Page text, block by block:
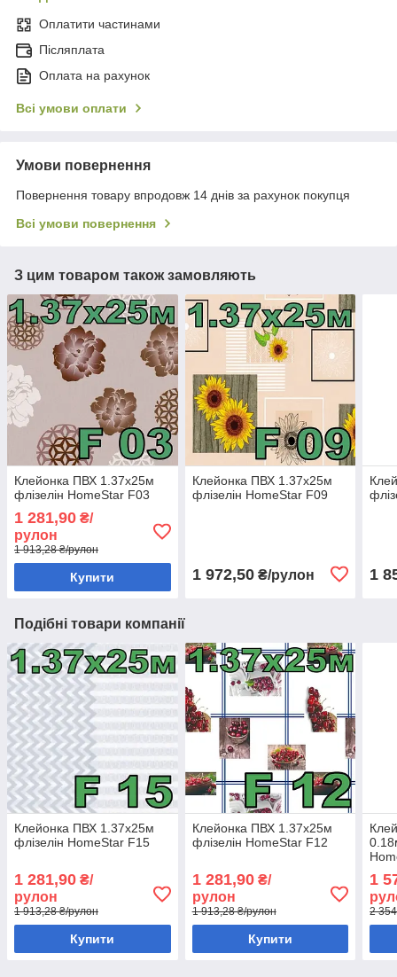
Оплатити частинами
Післяплата
Оплата на рахунок
Всі умови оплати
Умови повернення
Повернення товару впродовж 14 днів за рахунок покупця
Всі умови повернення
З цим товаром також замовляють
Клейонка ПВХ 1.37х25м
флізелін HomeStar F03
1 281,90 ₴/
рулон
1 913,28 ₴/рулон
Купити
Клейонка ПВХ 1.37х25м
флізелін HomeStar F09
1 972,50₴/рулон 1
Подібні товари компанії
Клейонка ПВХ 1.37х25м
флізелін HomeStar F15
1 281,90 ₴/
рулон
1 913,28 ₴/рулон
Купити
Клейонка ПВХ 1.37х25м
флізелін HomeStar F12
1 281,90₴/
рулон
1 913,28 ₴/рулон
Купити
1
2